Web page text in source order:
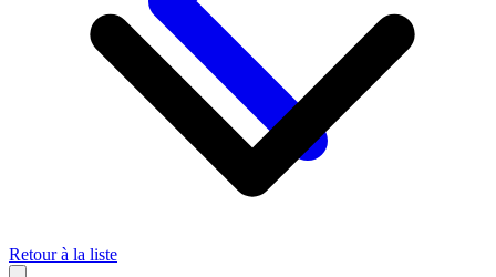
Retour à la liste